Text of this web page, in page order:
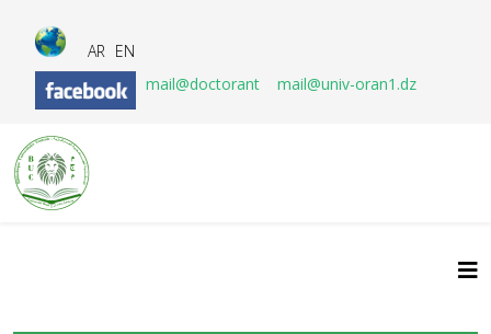
AR EN
mail@doctorant
mail@univ-oran1.dz